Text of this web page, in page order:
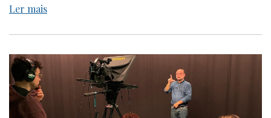
Ler mais